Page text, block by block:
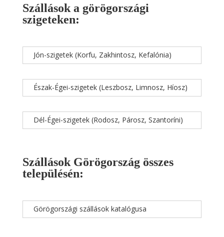
Szállások a görögországi
szigeteken:
Jón-szigetek (Korfu, Zakhintosz, Kefalónia)
Észak-Égei-szigetek (Leszbosz, Limnosz, Híosz)
Dél-Égei-szigetek (Rodosz, Párosz, Szantoríni)
Szállások Görögország összes
településén:
Görögországi szállások katalógusa